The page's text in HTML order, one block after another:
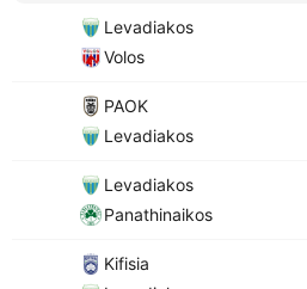
Levadiakos
Volos
PAOK
Levadiakos
Levadiakos
Panathinaikos
Kifisia